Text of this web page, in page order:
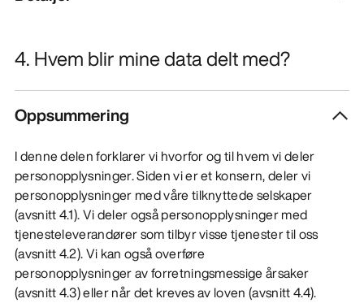
4. Hvem blir mine data delt med?
Oppsummering
I denne delen forklarer vi hvorfor og til hvem vi deler
personopplysninger. Siden vi er et konsern, deler vi
personopplysninger med våre tilknyttede selskaper
(avsnitt 4.1). Vi deler også personopplysninger med
tjenesteleverandører som tilbyr visse tjenester til oss
(avsnitt 4.2). Vi kan også overføre
personopplysninger av forretningsmessige årsaker
(avsnitt 4.3) eller når det kreves av loven (avsnitt 4.4).